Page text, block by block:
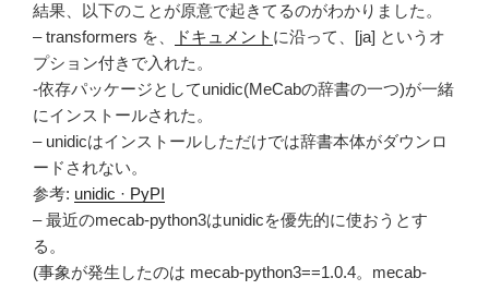
結果、以下のことが原意で起きてるのがわかりました。
– transformers を、
ドキュメント に沿って、[ja] というオ
プション付きで入れた。
-依存パッケージとしてunidic(MeCabの辞書の一つ)が一緒
にインストールされた。
– unidicはインストールしただけでは辞書本体がダウンロ
ードされない。
参考: unidic · PyPI
– 最近のmecab-python3はunidicを優先的に使おうとす
る。
(事象が発生したのは mecab-python3==1.0.4。mecab-